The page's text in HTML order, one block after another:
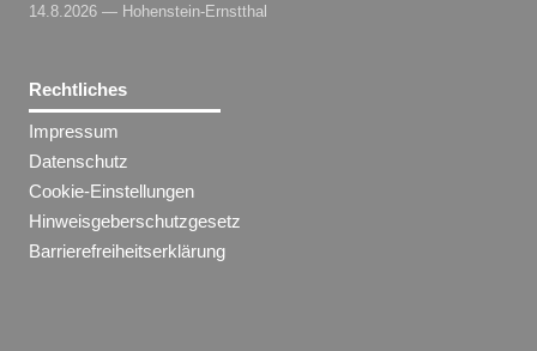
14.8.2026 — Hohenstein-Ernstthal
Rechtliches
Impressum
Datenschutz
Cookie-Einstellungen
Hinweisgeberschutzgesetz
Barrierefreiheitserklärung